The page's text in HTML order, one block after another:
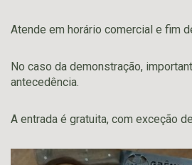
Atende em horário comercial e fim
No caso da demonstração,
antecedência.
A entrada é gratuita, com exceção